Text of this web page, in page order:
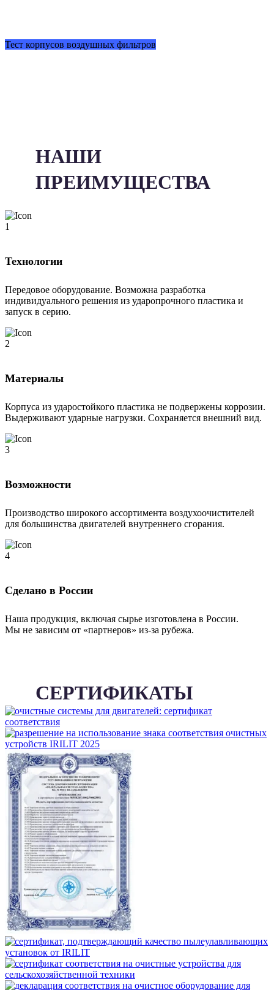
Тест корпусов воздушных фильтров
НАШИ
ПРЕИМУЩЕСТВА
Технологии
Передовое оборудование. Возможна разработка
индивидуального решения из ударопрочного пластика и
запуск в серию.
Материалы
Корпуса из ударостойкого пластика не подвержены коррозии.
Выдерживают ударные нагрузки. Сохраняется внешний вид.
Возможности
Производство широкого ассортимента воздухоочистителей
для большинства двигателей внутреннего сгорания.
Сделано в России
Наша продукция, включая сырье изготовлена в России.
Мы не зависим от «партнеров» из-за рубежа.
СЕРТИФИКАТЫ